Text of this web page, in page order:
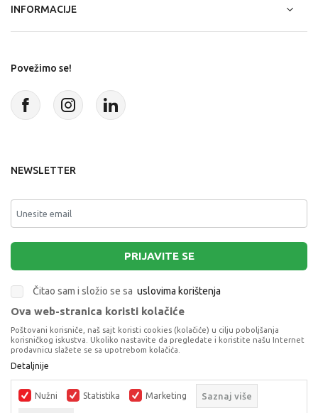
INFORMACIJE
Povežimo se!
NEWSLETTER
PRIJAVITE SE
Čitao sam i složio se sa uslovima korištenja
Terms of Serviceapply.
Ova web-stranica koristi kolačiće
Poštovani korisniče, naš sajt koristi cookies (kolačiće) u cilju poboljšanja
korisničkog iskustva. Ukoliko nastavite da pregledate i koristite našu Internet
prodavnicu slažete se sa upotrebom kolačića.
Detaljnije
Nužni Statistika Marketing Saznaj više